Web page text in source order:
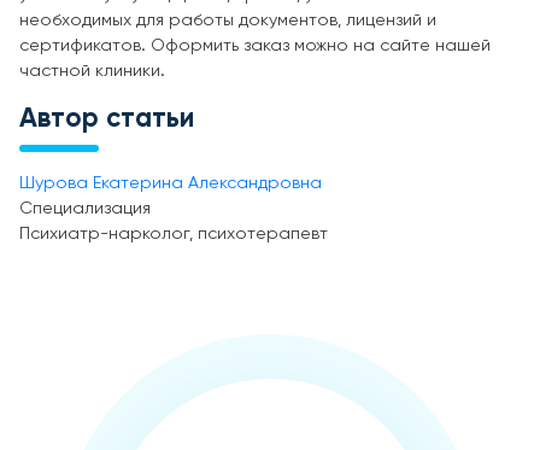
необходимых для работы документов, лицензий и
сертификатов. Оформить заказ можно на сайте нашей
частной клиники.
Автор статьи
Шурова Екатерина Александровна
Специализация
Психиатр-нарколог, психотерапевт